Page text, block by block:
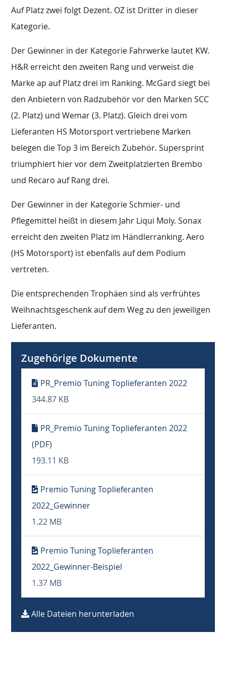
Auf Platz zwei folgt Dezent. OZ ist Dritter in dieser
Kategorie.
Der Gewinner in der Kategorie Fahrwerke lautet KW.
H&R erreicht den zweiten Rang und verweist die
Marke ap auf Platz drei im Ranking. McGard siegt bei
den Anbietern von Radzubehör vor den Marken SCC
(2. Platz) und Wemar (3. Platz). Gleich drei vom
Lieferanten HS Motorsport vertriebene Marken
belegen die Top 3 im Bereich Zubehör. Supersprint
triumphiert hier vor dem Zweitplatzierten Brembo
und Recaro auf Rang drei.
Der Gewinner in der Kategorie Schmier- und
Pflegemittel heißt in diesem Jahr Liqui Moly. Sonax
erreicht den zweiten Platz im Händlerranking. Aero
(HS Motorsport) ist ebenfalls auf dem Podium
vertreten.
Die entsprechenden Trophäen sind als verfrühtes
Weihnachtsgeschenk auf dem Weg zu den jeweiligen
Lieferanten.
Zugehörige Dokumente
PR_Premio Tuning Toplieferanten 2022
344.87 KB
PR_Premio Tuning Toplieferanten 2022
(PDF)
193.11 KB
Premio Tuning Toplieferanten
2022_Gewinner
1.22 MB
Premio Tuning Toplieferanten
2022_Gewinner-Beispiel
1.37 MB
Alle Dateien herunterladen